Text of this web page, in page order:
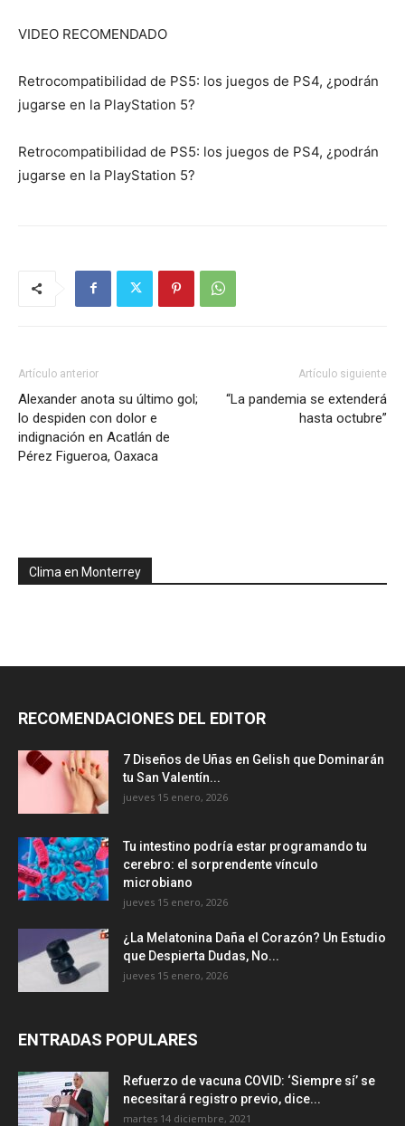
VIDEO RECOMENDADO
Retrocompatibilidad de PS5: los juegos de PS4, ¿podrán
jugarse en la PlayStation 5?
Retrocompatibilidad de PS5: los juegos de PS4, ¿podrán
jugarse en la PlayStation 5?
Artículo anterior
Alexander anota su último gol;
lo despiden con dolor e
indignación en Acatlán de
Pérez Figueroa, Oaxaca
Artículo siguiente
“La pandemia se extenderá
hasta octubre”
Clima en Monterrey
RECOMENDACIONES DEL EDITOR
7 Diseños de Uñas en Gelish que Dominarán
tu San Valentín...
jueves 15 enero, 2026
Tu intestino podría estar programando tu
cerebro: el sorprendente vínculo
microbiano
jueves 15 enero, 2026
¿La Melatonina Daña el Corazón? Un Estudio
que Despierta Dudas, No...
jueves 15 enero, 2026
ENTRADAS POPULARES
Refuerzo de vacuna COVID: ‘Siempre sí’ se
necesitará registro previo, dice...
martes 14 diciembre, 2021